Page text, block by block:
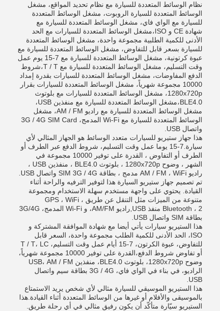
نظام الوسائط المتعددة للسيارة مع نظام تحديد المواقع، مشغل
الوسائط المتعددة للسيارة الروبوت، مشغل الوسائط المتعددة
للسيارة مع الواي فاي، مشغل الوسائط المتعددة للسيارة مع
شهادة CE و ISO،مشغل الوسائط المتعددة للسيارات مع الحد
الأدنى للكمية الطلبية مجموعة واحدة، مشغل الوسائط المتعددة
للسيارة بسعر قابل للتفاوض، مشغل الوسائط المتعددة للسيارة مع
عبوة كرتونية، مشغل الوسائط المتعددة للسيارة مع 7-15 يوم عمل
وقت التسليم، مشغل الوسائط المتعددة للسيارة مع T / T،شروط
الدفع المفاوضات، مشغل الوسائط المتعددة للسيارات بقدرة إمداد
10000 مجموعة شهرياً، مشغل الوسائط المتعددة للسيارات بقرار
1280x720p، مشغل الوسائط المتعددة للسيارات مع بلوتوث
BLE4.0،مشغل الوسائط المتعددة للسيارة مع منفذين USB،
مشغل الوسائط المتعددة للسيارة مع راديو AM / FM، مشغل
الوسائط المتعددة للسيارة مع Wi-Fi المدمج، 3G / 4G SIM Card
واتصال USB.
هذا جهاز ستيريو للسيارات متعدد الوسائط هو الجهاز المثالي لأي
سيارة.7-15 يوما عمل وقت التسليم، شروط الدفع عبر الطرف أو
الطرف أو التفاوض ، القدرة على توفير 10000 مجموعة في
الشهر ، وضوح 1280x720p ، بلوتوث BLE4.0 ، منفذين USB ،
راديو AM / FM ، WiFi مدمج ، بطاقة SIM 3G / 4G واتصال USB.
تم تصميم جهاز ستيريو السيارة هذا لتوفير الترفيه والراحة أثناء
القيادة. يحتوي على واجهة مستخدم سهلة الاستخدام ومجموعة
متنوعة من الميزات مثل التنقل عن طريق GPS ، WiFi ،
Bluetooth ، 2 منفذ USB,راديو AM/FM، و Wi-Fi المدمج، 3G/4G
بطاقة SIM واتصال USB.
هذا الستيريو سيارات يأتي أيضا مع شهادة الموافقة المشتركة و
ISO، الحد الأدنى للكمية الطلب مجموعة واحدة، السعر قابل
للتفاوض، عبوة الكرتون، 7-15 أيام عمل وقت التسليم، T / T، LC
أو تفاوض شروط الدفع،القدرة على توفير 10000 مجموعة شهرياً،
وضوح 1280x720p، بلوتوث BLE4.0، منفذين USB، AM / FM
الراديو، في بناء في الواي فاي، 3G / 4G بطاقة سيم واتصال
USB.
هذا الستيريو الموسيقي للسيارة مثالي لأي شخص يريد الاستمتاع
بالموسيقى والأفلام أو غيرها من الوسائط المتعددة أثناء القيادة.هذا
الستيريو سيّارة متأكّد أن يكون رفيق مثالي في أي رحلة طريق.